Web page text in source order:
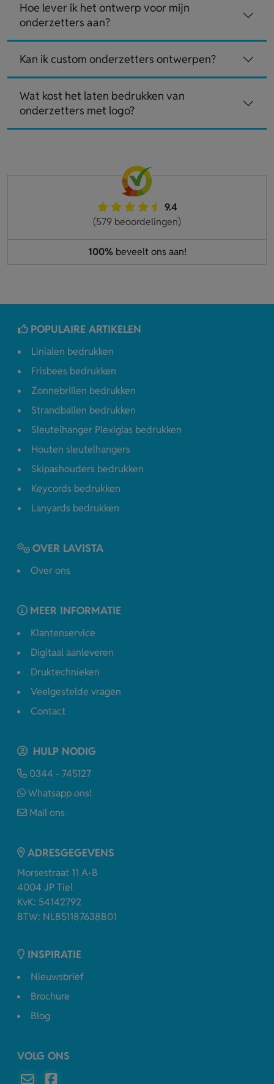
Hoe lever ik het ontwerp voor mijn
onderzetters aan?
Kan ik custom onderzetters ontwerpen?
Wat kost het laten bedrukken van
onderzetters met logo?
9.4
(579 beoordelingen)
100%beveelt ons aan!
POPULAIRE ARTIKELEN
Linialen bedrukken
Frisbees bedrukken
Zonnebrillen bedrukken
Strandballen bedrukken
Sleutelhanger Plexiglas bedrukken
Houten sleutelhangers
Skipashouders bedrukken
Keycords bedrukken
Lanyards bedrukken
OVER LAVISTA
Over ons
MEER INFORMATIE
Klantenservice
Digitaal aanleveren
Druktechnieken
Veelgestelde vragen
Contact
HULP NODIG
0344 - 745127
Whatsapp ons!
Mail ons
ADRESGEGEVENS
Morsestraat 11 A-B
4004 JP Tiel
KvK: 54142792
BTW: NL851187638B01
INSPIRATIE
Nieuwsbrief
Brochure
Blog
VOLG ONS